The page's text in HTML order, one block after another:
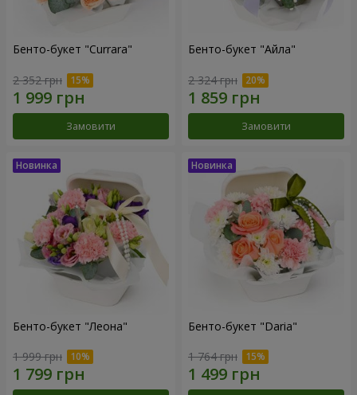
Бенто-букет "Currara"
2 352 грн
Замовити
Бенто-букет "Айла"
2 324 грн
Замовити
Бенто-букет "Леона"
1 999 грн
Бенто-букет "Daria"
1 764 грн